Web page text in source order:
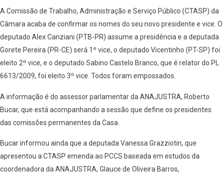
A Comissão de Trabalho, Administração e Serviço Público (CTASP) da
Câmara acaba de confirmar os nomes do seu novo presidente e vice. O
deputado Alex Canziani (PTB-PR) assume a presidência e a deputada
Gorete Pereira (PR-CE) será 1º vice, o deputado Vicentinho (PT-SP) foi
eleito 2º vice, e o deputado Sabino Castelo Branco, que é relator do PL
6613/2009, foi eleito 3º vice. Todos foram empossados.
A informação é do assessor parlamentar da ANAJUSTRA, Roberto
Bucar, que está acompanhando a sessão que define os presidentes
das comissões permanentes da Casa.
Bucar informou ainda que a deputada Vanessa Grazziotin, que
apresentou a CTASP emenda ao PCCS baseada em estudos da
coordenadora da ANAJUSTRA, Glauce de Oliveira Barros,